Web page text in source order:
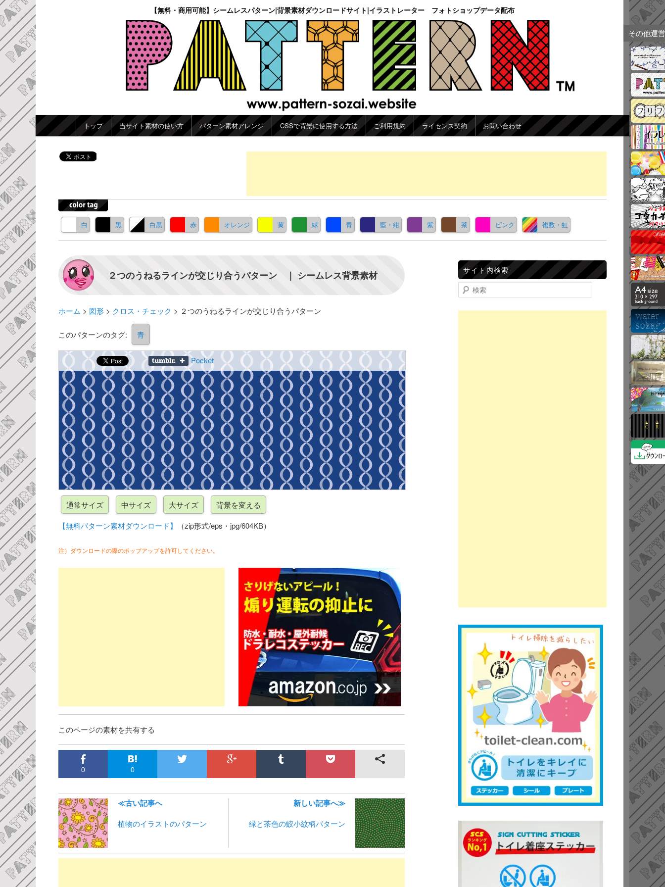
【無料・商用可能】シームレスパターン|背景素材ダウンロードサイト|イラストレーター フォトショップデータ配布
メインメニュー
メインコンテンツへ移動
サブコンテンツへ移動
トップ 当サイト素材の使い方 パターン素材アレンジ CSSで背景に使用する方法 ご利用規約 ライセンス契約 お問い合わせ
白 黒 白黒 赤 オレンジ 黄 緑 青 藍・紺 紫 茶 ピンク 複数・虹
２つのうねるラインが交じり合うパターン ｜ シームレス背景素材
ホーム > 図形> クロス・チェック > ２つのうねるラインが交じり合うパターン
このパターンのタグ: 青
Pocket
【無料パターン素材ダウンロード】 （zip形式/eps・jpg/604KB）
注）ダウンロードの際のポップアップを許可してください。
このページの素材を共有する
0 0
≪古い記事へ
植物のイラストのパターン
新しい記事へ≫
緑と茶色の鮫小紋柄パターン
サイト内検索
検索
その他運